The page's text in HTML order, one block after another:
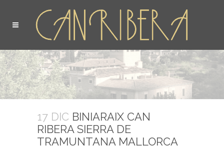
17 DIC BINIARAIX CAN
RIBERA SIERRA DE
TRAMUNTANA MALLORCA